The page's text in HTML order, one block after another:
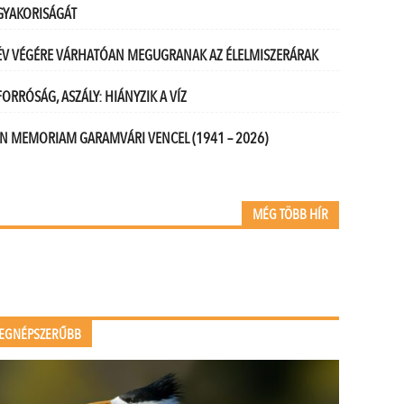
VÉGÉRE VÁRHATÓAN MEGUGRANAK AZ ÉLELMISZERÁRAK
ASZÁLY: HIÁNYZIK A VÍZ
MEMORIAM GARAMVÁRI VENCEL (1941 – 2026)
MÉG TÖBB HÍR